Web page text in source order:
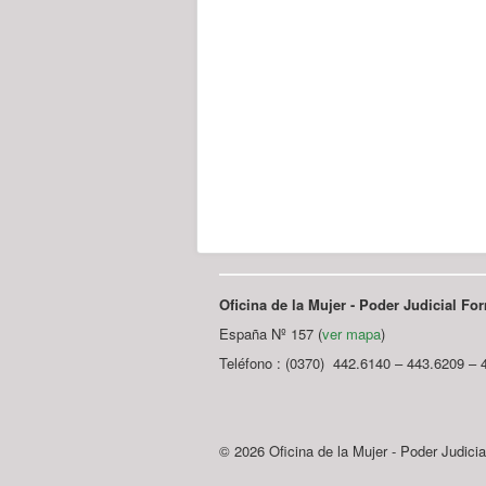
Oficina de la Mujer - Poder Judicial
España Nº 157 (ver mapa)
Teléfono : (0370) 442.6140 – 443.6209 –
© 2026 Oficina de la Mujer - Poder